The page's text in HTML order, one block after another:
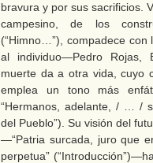
bravura y por sus sacrificios.
campesino, de los
(“Himno…”), compadece
al individuo—Pedro Rojas,
muerte da a otra vida, cuyo
emplea un tono más
“Hermanos, adelante, / … /
del Pueblo”). Su visión del
—“Patria surcada, juro que
perpetua”